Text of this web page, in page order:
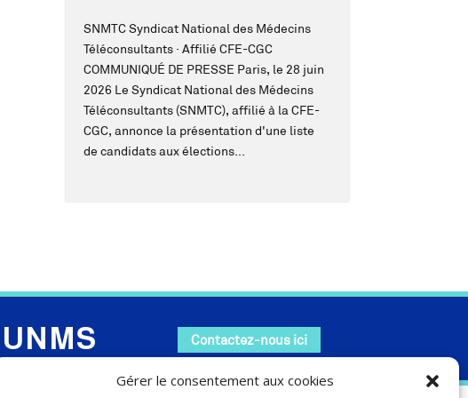
Gérer le consentement aux cookies
SNMTC Syndicat National des Médecins
Téléconsultants · Affilié CFE-CGC
COMMUNIQUÉ DE PRESSE Paris, le 28 juin
2026 Le Syndicat National des Médecins
Téléconsultants (SNMTC), affilié à la CFE-
CGC, annonce la présentation d'une liste
de candidats aux élections...
UNMS Contactez-nous ici